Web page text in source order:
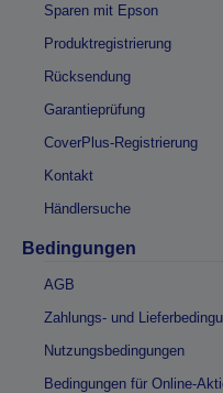
Sparen mit Epson
Produktregistrierung
Rücksendung
Garantieprüfung
CoverPlus-Registrierung
Kontakt
Händlersuche
Bedingungen
AGB
Zahlungs- und
Nutzungsbedingungen
Bedingungen für Online-